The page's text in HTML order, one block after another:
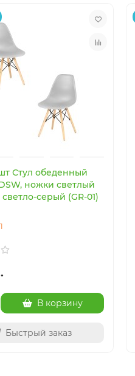
Стул обеденный
ножки светлый
светло-серый (GR-01)
1
В корзину
Быстрый заказ